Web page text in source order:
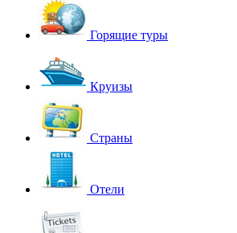
Горящие туры
Круизы
Страны
Отели